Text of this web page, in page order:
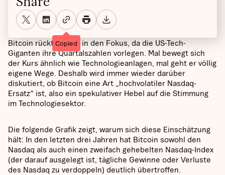
Bitcoin rückt wieder in den Fokus, da die US-Tech-
Giganten ihre Quartalszahlen vorlegen. Mal bewegt sich
der Kurs ähnlich wie Technologieanlagen, mal geht er völlig
eigene Wege. Deshalb wird immer wieder darüber
diskutiert, ob Bitcoin eine Art „hochvolatiler Nasdaq-
Ersatz“ ist, also ein spekulativer Hebel auf die Stimmung
im Technologiesektor.
Die folgende Grafik zeigt, warum sich diese Einschätzung
hält: In den letzten drei Jahren hat Bitcoin sowohl den
Nasdaq als auch einen zweifach gehebelten Nasdaq-Index
(der darauf ausgelegt ist, tägliche Gewinne oder Verluste
des Nasdaq zu verdoppeln) deutlich übertroffen.
Copied